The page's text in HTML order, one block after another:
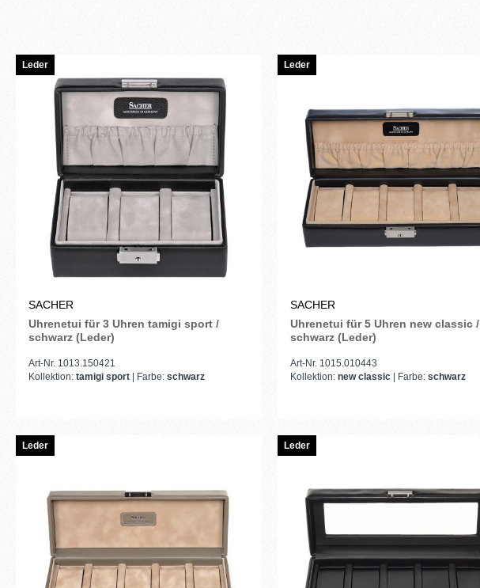
Leder
SACHER
Uhrenetui für 3 Uhren tamigi sport /
schwarz (Leder)
Art-Nr. 1013.150421
Kollektion: tamigi sport | Farbe: schwarz
Leder
SACHER
Uhrenetui für 5 Uhren new classic /
schwarz (Leder)
Art-Nr. 1015.010443
Kollektion: new classic | Farbe: schwarz
Leder Leder